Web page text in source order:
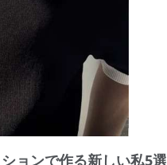
ョンで作る新しい私5選